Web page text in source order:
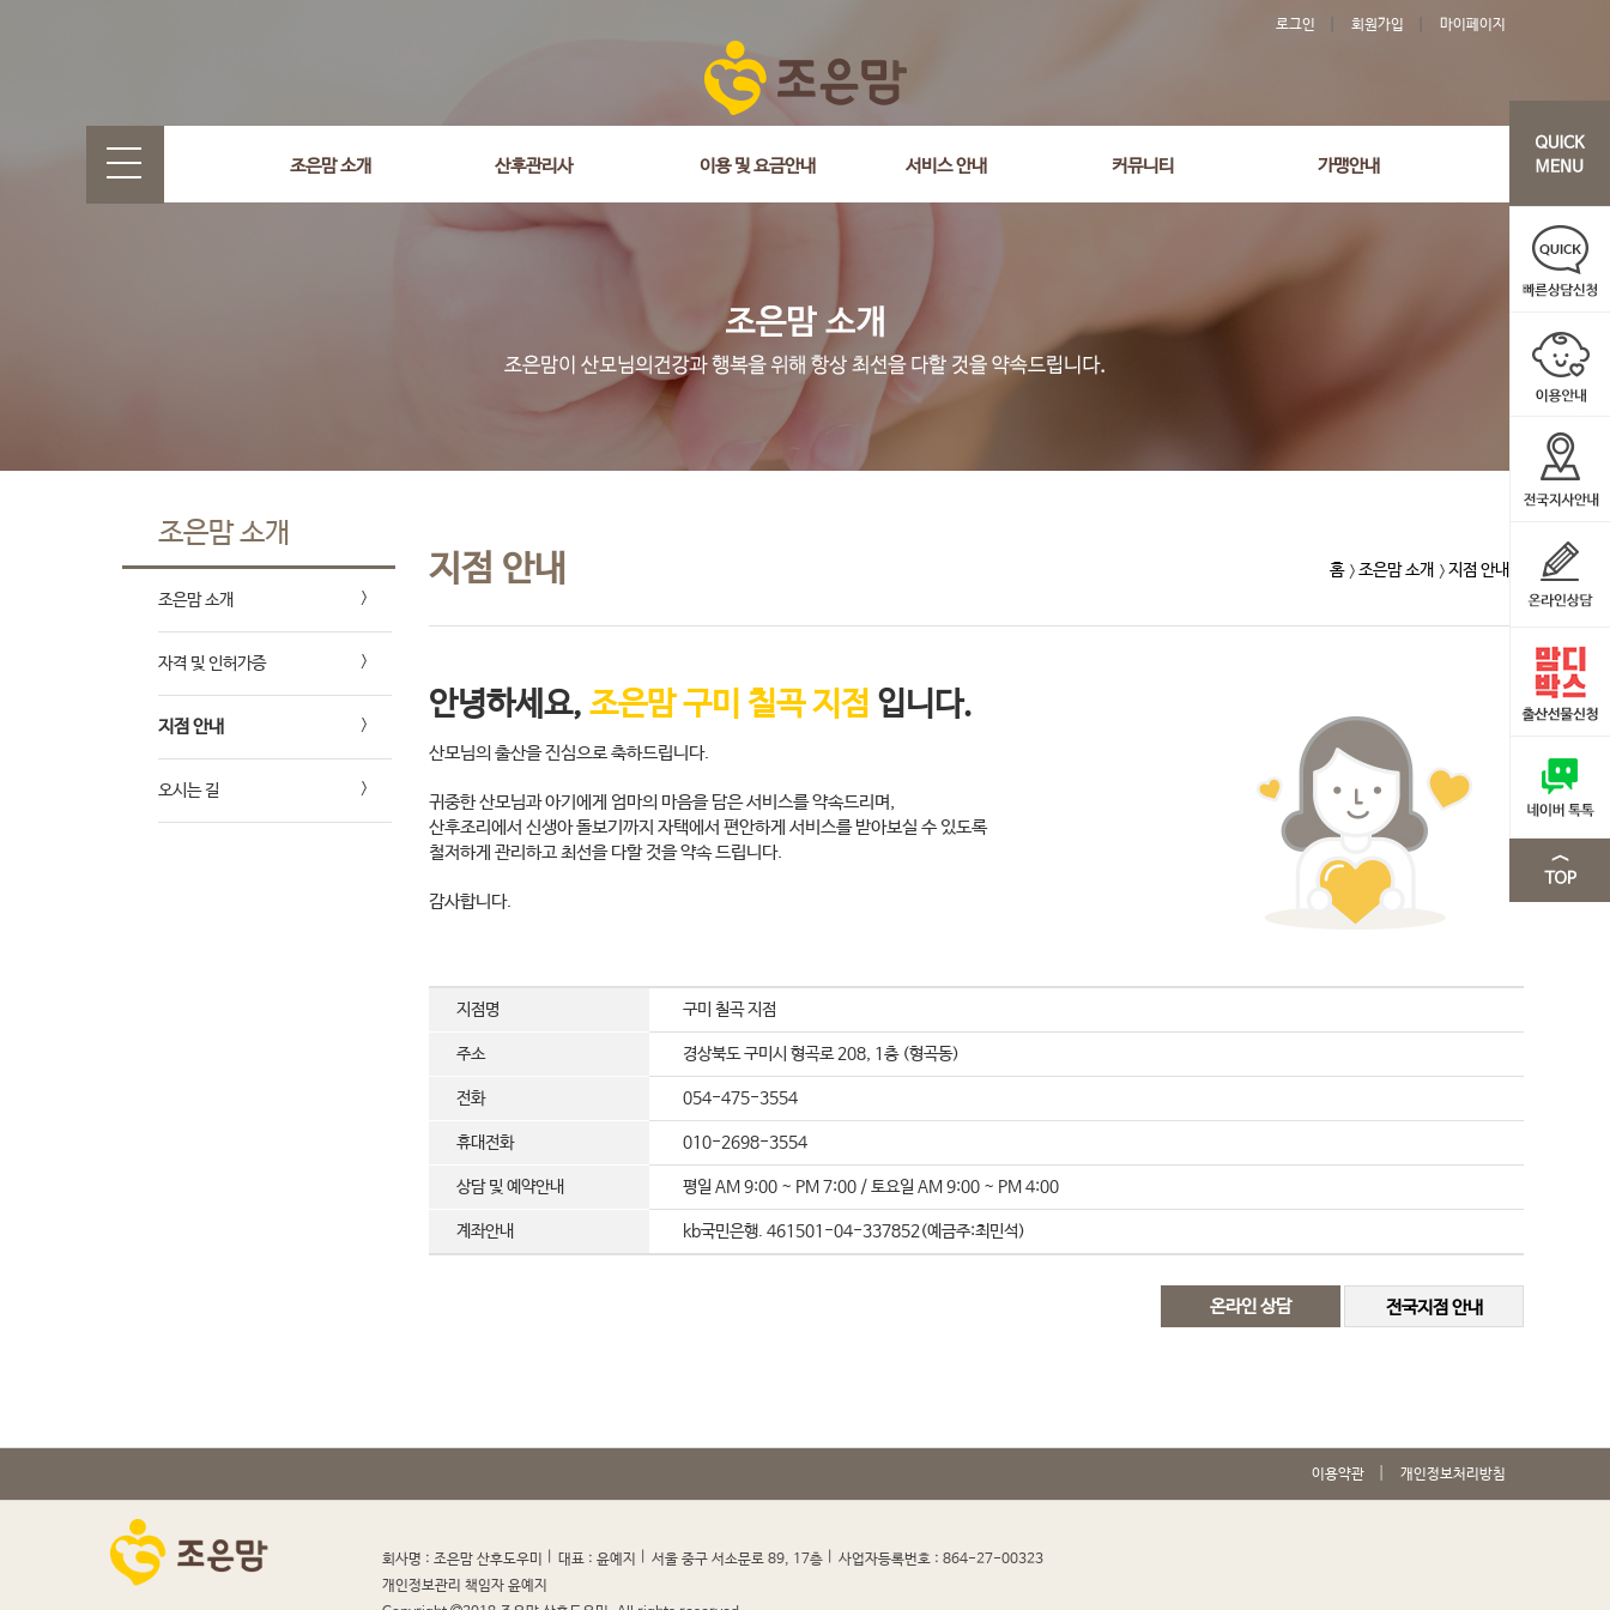
로그인 회원가입 마이페이지
조은맘 소개 산후관리사 이용 및 요금안내 서비스 안내 커뮤니티 가맹안내
조은맘 소개
조은맘 소개
자격 및 인허가증
지점 안내
오시는 길
지점 안내 홈 조은맘 소개 지점 안내
안녕하세요, 조은맘 구미 칠곡 지점 입니다.
산모님의 출산을 진심으로 축하드립니다.
귀중한 산모님과 아기에게 엄마의 마음을 담은 서비스를 약속드리며,
산후조리에서 신생아 돌보기까지 자택에서 편안하게 서비스를 받아보실 수 있도록
철저하게 관리하고 최선을 다할 것을 약속 드립니다.
감사합니다.
지점명 구미 칠곡 지점
주소 경상북도 구미시 형곡로 208, 1층 (형곡동)
전화 054-475-3554
휴대전화 010-2698-3554
상담 및 예약안내 평일 AM 9:00 ~ PM 7:00 / 토요일 AM 9:00 ~ PM 4:00
계좌안내 kb국민은행. 461501-04-337852(예금주:최민석)
온라인 상담 전국지점 안내
이용약관 개인정보처리방침
회사명 : 조은맘 산후도우미 대표 : 윤예지 서울 중구 서소문로 89, 17층 사업자등록번호 : 864-27-00323
개인정보관리 책임자 윤예지